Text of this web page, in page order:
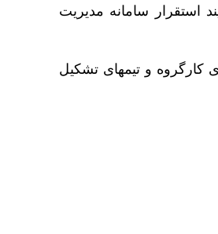
استقرار سامانه مدیریت
به گفته وی، کارگروه طرح استقرار سامانه مدیریت خوردگی در شرکت ملی نفت در تلاش است با استفاده از تجربیات ارزشمند اعضای کارگروه و تیم‎های تشکیل